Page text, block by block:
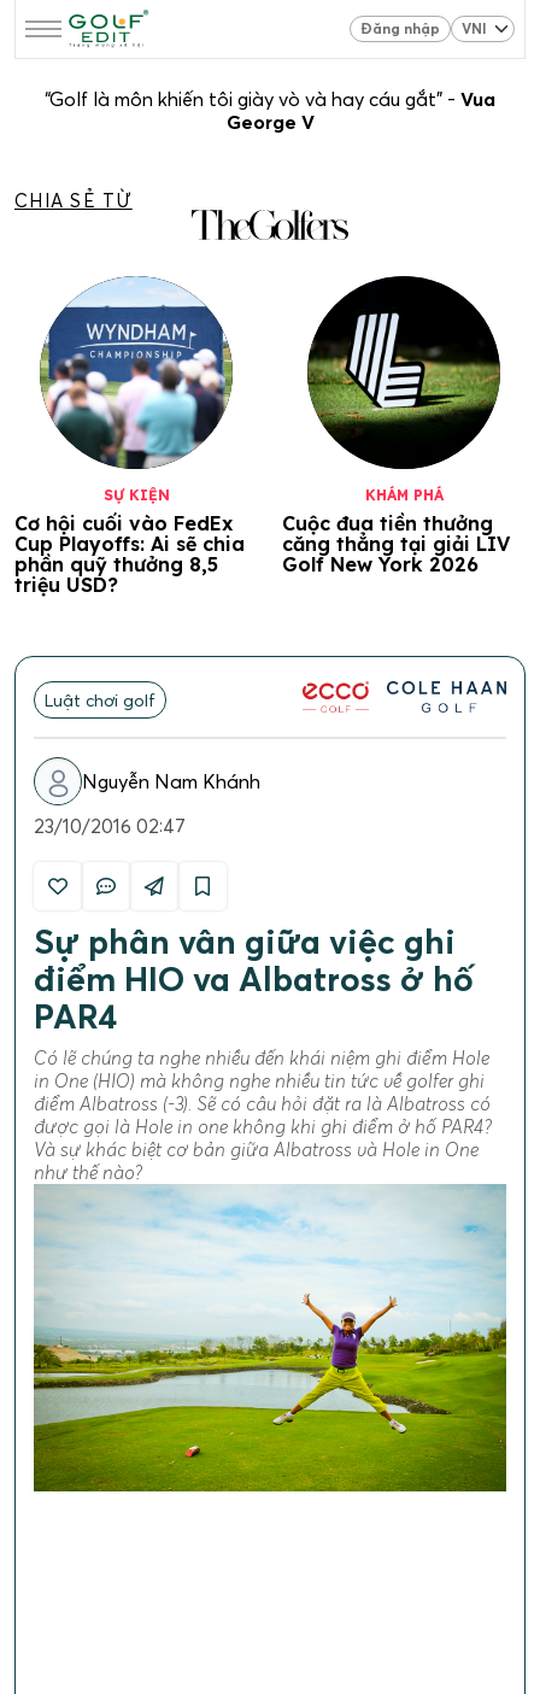
Đăng nhập
“Golf là môn khiến tôi giày vò và hay cáu gắt” - Vua
George V
CHIA SẺ TỪ
SỰ KIỆN
Cơ hội cuối vào FedEx
Cup Playoffs: Ai sẽ chia
phần quỹ thưởng 8,5
triệu USD?
KHÁM PHÁ
Cuộc đua tiền thưởng
căng thẳng tại giải LIV
Golf New York 2026
Luật chơi golf
Nguyễn Nam Khánh
23/10/2016 02:47
Sự phân vân giữa việc ghi
điểm HIO va Albatross ở hố
PAR4
Có lẽ chúng ta nghe nhiều đến khái niệm ghi điểm Hole
in One (HIO) mà không nghe nhiều tin tức về golfer ghi
điểm Albatross (-3). Sẽ có câu hỏi đặt ra là Albatross có
được gọi là Hole in one không khi ghi điểm ở hố PAR4?
Và sự khác biệt cơ bản giữa Albatross và Hole in One
như thế nào?